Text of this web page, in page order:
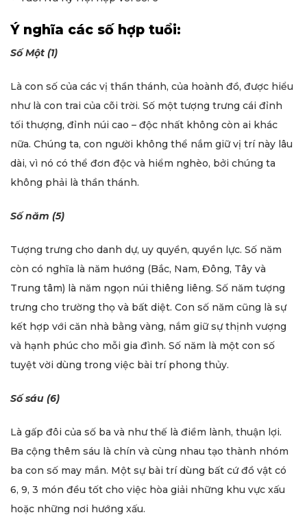
Ý nghĩa các số hợp tuổi:
Số Một (1)
Là con số của các vị thần thánh, của hoành đồ, được hiểu
như là con trai của cõi trời. Số một tượng trưng cái đỉnh
tối thượng, đỉnh núi cao – độc nhất không còn ai khác
nữa. Chúng ta, con người không thể nắm giữ vị trí này lâu
dài, vì nó có thể đơn độc và hiểm nghèo, bởi chúng ta
không phải là thần thánh.
Số năm (5)
Tượng trưng cho danh dự, uy quyền, quyền lực. Số năm
còn có nghĩa là năm hướng (Bắc, Nam, Đông, Tây và
Trung tâm) là năm ngọn núi thiêng liêng. Số năm tượng
trưng cho trường thọ và bất diệt. Con số năm cũng là sự
kết hợp với căn nhà bằng vàng, nắm giữ sự thịnh vượng
và hạnh phúc cho mỗi gia đình. Số năm là một con số
tuyệt vời dùng trong việc bài trí phong thủy.
Số sáu (6)
Là gấp đôi của số ba và như thế là điềm lành, thuận lợi.
Ba cộng thêm sáu là chín và cùng nhau tạo thành nhóm
ba con số may mắn. Một sự bài trí dùng bất cứ đồ vật có
6, 9, 3 món đều tốt cho việc hòa giải những khu vực xấu
hoặc những nơi hướng xấu.